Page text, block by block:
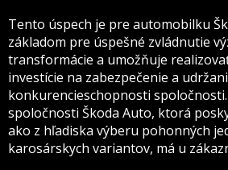
Tento úspech je pre automobilku
základom pre úspešné zvládnutie
transformácie a umožňuje
investície na zabezpečenie a
konkurencieschopnosti
spoločnosti Škoda Auto, ktorá
ako z hľadiska výberu pohonných
karosárskych variantov, má u